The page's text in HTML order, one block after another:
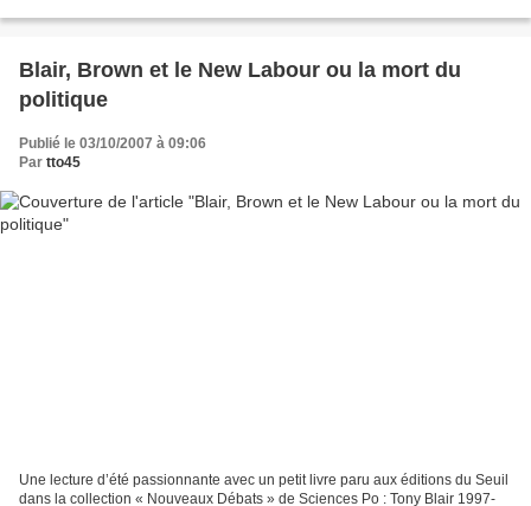
Blair, Brown et le New Labour ou la mort du
politique
Publié le 03/10/2007 à 09:06
Par tto45
Une lecture d’été passionnante avec un petit livre paru aux éditions du Seuil
dans la collection « Nouveaux Débats » de Sciences Po : Tony Blair 1997-